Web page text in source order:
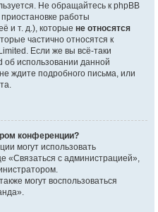
Не обращайтесь к phpBB
работы
и т. д.), которые не относятся
частично относятся к
Если же вы всё-таки
использовании данной
ждите подробного письма, или
конференции?
могут использовать
«Связаться с администрацией»,
могут воспользоваться